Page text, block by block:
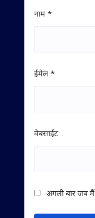
नाम *
ईमेल *
वेबसाईट
अगली बार जब